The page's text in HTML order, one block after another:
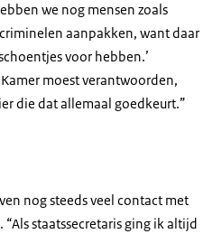
we nog mensen zoals
aanpakken, want daar
voor hebben.’
moest verantwoorden,
die dat allemaal goedkeurt.”
nog steeds veel contact met
staatssecretaris ging ik altijd